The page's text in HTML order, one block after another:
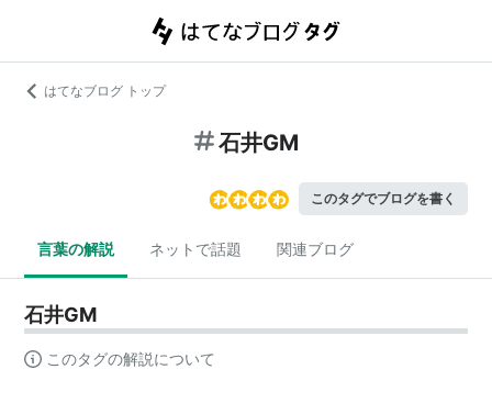
はてなブログ トップ
石井GM
このタグでブログを書く
言葉の解説 ネットで話題 関連ブログ
石井GM
このタグの解説について